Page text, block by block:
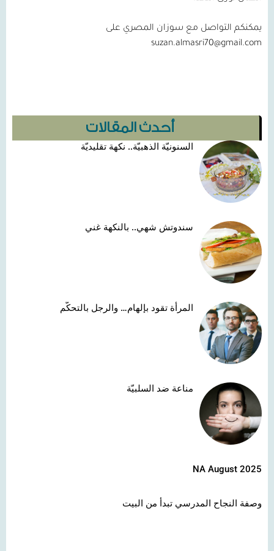
أحدث المقالات
السنونيّة الذهبيّة.. نكهة تقليديّة
سندوتش شهي.. بالنكهة غني
المرأة تقود بإلهام… والرجل بالتحكّم
مناعة ضد السلبيّة
NA August 2025
وصفة النجاح المدرسي تبدأ من البيت
يمكنكم التواصل مع سوزان المصري على
suzan.almasri70@gmail.com